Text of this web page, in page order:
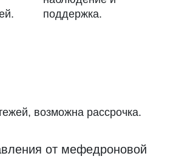
поддержка.
возможна рассрочка.
от мефедроновой